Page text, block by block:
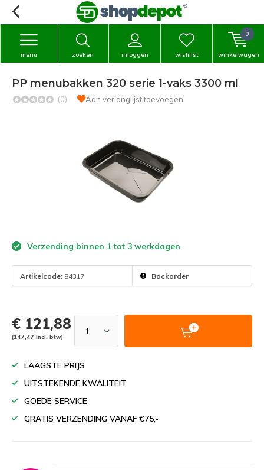
zoeken inloggen
menu wishlist winkelwagen
0
PP menubakken 320 serie 1-vaks 3300 ml
(0) Aan verlanglijst toevoegen
Verzending binnen 1 tot 3 werkdagen
Artikelcode: 84317 Backorder
€ 121,88
(147,47 Incl. btw)
LAAGSTE PRIJS
UITSTEKENDE KWALITEIT
GOEDE SERVICE
GRATIS VERZENDING VANAF €75,-